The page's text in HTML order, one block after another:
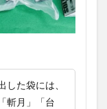
した袋には、
斬月」「台